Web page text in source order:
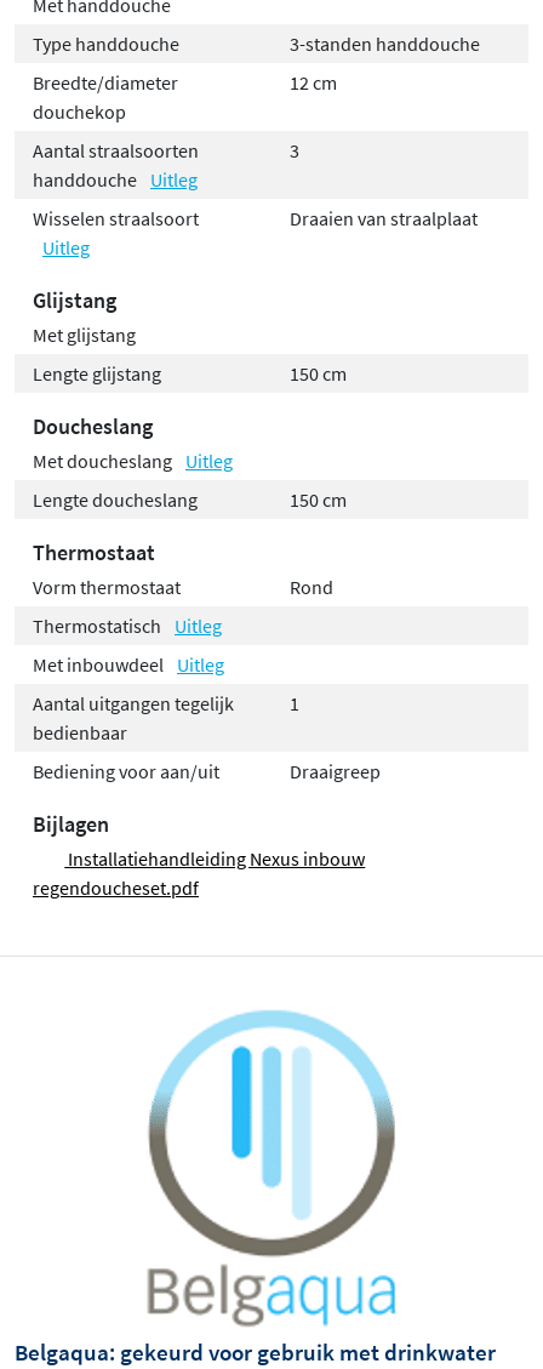
Met handdouche
Type handdouche
3-standen handdouche
Breedte/diameter
douchekop
12 cm
Aantal straalsoorten
handdouche Uitleg
3
Wisselen straalsoort
Uitleg
Draaien van straalplaat
Glijstang
Met glijstang
Lengte glijstang
150 cm
Doucheslang
Met doucheslang Uitleg
Lengte doucheslang
150 cm
Thermostaat
Vorm thermostaat
Rond
Thermostatisch
Uitleg
Met inbouwdeel Uitleg
Aantal uitgangen tegelijk
bedienbaar
1
Bediening voor aan/uit Draaigreep
Bijlagen
Installatiehandleiding Nexus inbouw
regendoucheset.pdf
Belgaqua: gekeurd voor gebruik met drinkwater